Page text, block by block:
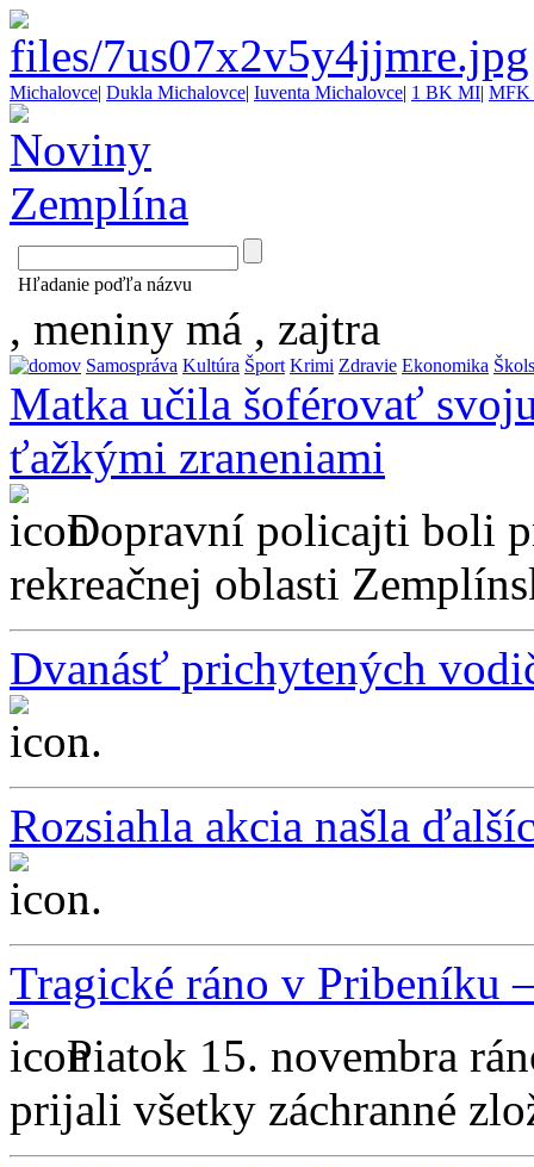
Michalovce| Dukla Michalovce| Iuventa Michalovce| 1 BK MI| MFK
Hľadanie poďľa názvu
, meniny má , zajtra
Samospráva Kultúra Šport Krimi Zdravie Ekonomika
Matka učila šoférovať
ťažkými zraneniami
Dopravní policajti boli
rekreačnej oblasti
Dvanásť prichytených
...
Rozsiahla akcia našla
...
Tragické ráno v Pribeníku
Piatok 15. novembra
prijali všetky záchranné